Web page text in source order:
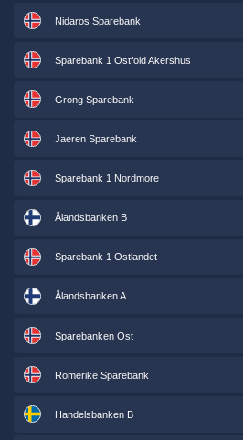
Nidaros Sparebank
Sparebank 1 Ostfold Akershus
Grong Sparebank
Jaeren Sparebank
Sparebank 1 Nordmore
Ålandsbanken B
Sparebank 1 Ostlandet
Ålandsbanken A
Sparebanken Ost
Romerike Sparebank
Handelsbanken B